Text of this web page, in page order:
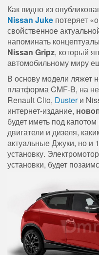
Как видно из
Nissan Juke потеряет
свойственное
напоминать
Nissan Gripz, который
автомобильному миру
В основу модели ляжет
платформа CMF-B, на
Renault Clio, Dusterи
интернет-издание,
будет иметь под
двигатели и дизеля,
актуальные Джуки, но и
установку.
установки, будет